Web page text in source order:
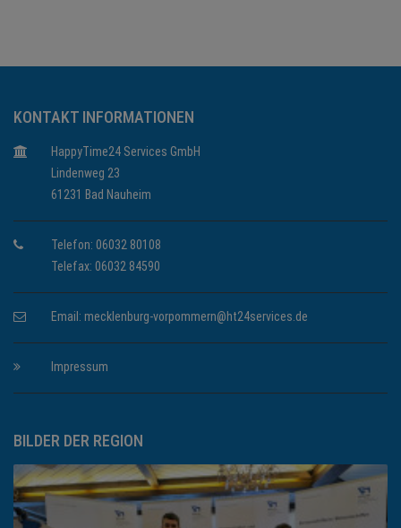
KONTAKT INFORMATIONEN
HappyTime24 Services GmbH
Lindenweg 23
61231 Bad Nauheim
Telefon: 06032 80108
Telefax: 06032 84590
Email: mecklenburg-vorpommern@ht24services.de
Impressum
BILDER DER REGION